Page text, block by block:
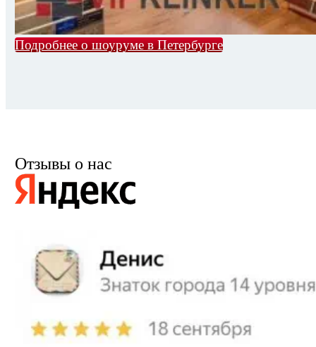
Подробнее о шоуруме в Петербурге
Отзывы о нас